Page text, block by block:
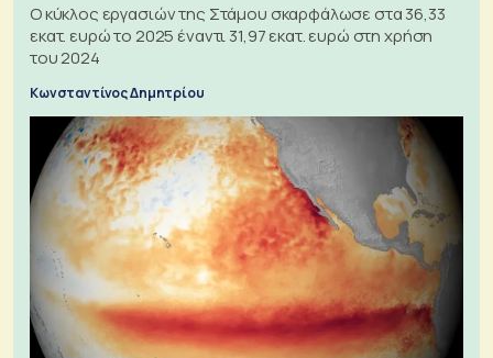
Ο κύκλος εργασιών της Στάμου σκαρφάλωσε στα 36,33
εκατ. ευρώ το 2025 έναντι 31,97 εκατ. ευρώ στη χρήση
του 2024
Κωνσταντίνος Δημητρίου